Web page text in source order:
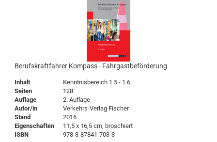
Berufskraftfahrer Kompass - Fahrgastbeförderung
Inhalt
Kenntnisbereich 1.5 - 1.6
Seiten
128
Auflage
2. Auflage
Autor/in
Verkehrs-Verlag Fischer
Stand
2016
Eigenschaften
11,5 x 16,5 cm, broschiert
ISBN
978-3-87841-703-3